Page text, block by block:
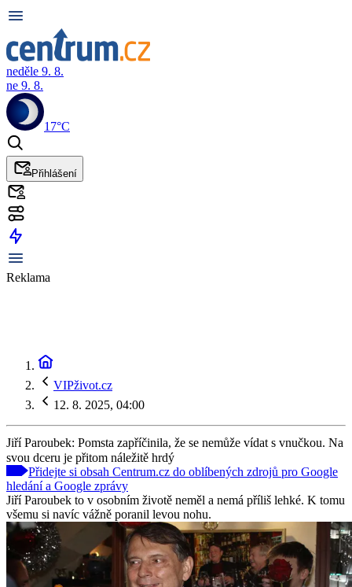
neděle 9. 8.
ne 9. 8.
17°C
Přihlášení
Reklama
VIPživot.cz
12. 8. 2025, 04:00
Jiří Paroubek: Pomsta zapříčinila, že se nemůže vídat s vnučkou. Na
svou dceru je přitom náležitě hrdý
Přidejte si obsah Centrum.cz do oblíbených zdrojů pro Google
hledání a Google zprávy
Jiří Paroubek to v osobním životě neměl a nemá příliš lehké. K tomu
všemu si navíc vážně poranil levou nohu.